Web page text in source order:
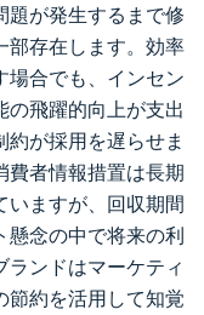
題が発生するまで修
部存在します。効率
場合でも、インセン
の飛躍的向上が支出
が採用を遅らせま
費者情報措置は長期
いますが、回収期間
懸念の中で将来の利
ンドはマーケティ
節約を活用して知覚